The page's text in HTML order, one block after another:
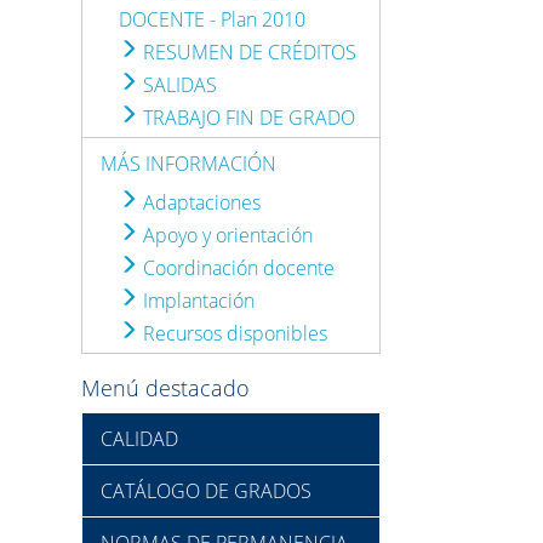
DOCENTE - Plan 2010
RESUMEN DE CRÉDITOS
SALIDAS
TRABAJO FIN DE GRADO
MÁS INFORMACIÓN
Adaptaciones
Apoyo y orientación
Coordinación docente
Implantación
Recursos disponibles
Menú destacado
CALIDAD
CATÁLOGO DE GRADOS